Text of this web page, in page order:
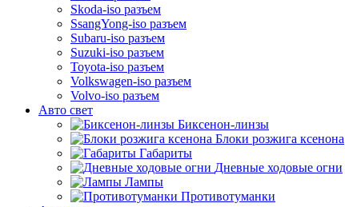
Skoda-iso разъем
SsangYong-iso разъем
Subaru-iso разъем
Suzuki-iso разъем
Toyota-iso разъем
Volkswagen-iso разъем
Volvo-iso разъем
Авто свет
Биксенон-линзы
Блоки розжига ксенона
Габариты
Дневные ходовые огни
Лампы
Противотуманки